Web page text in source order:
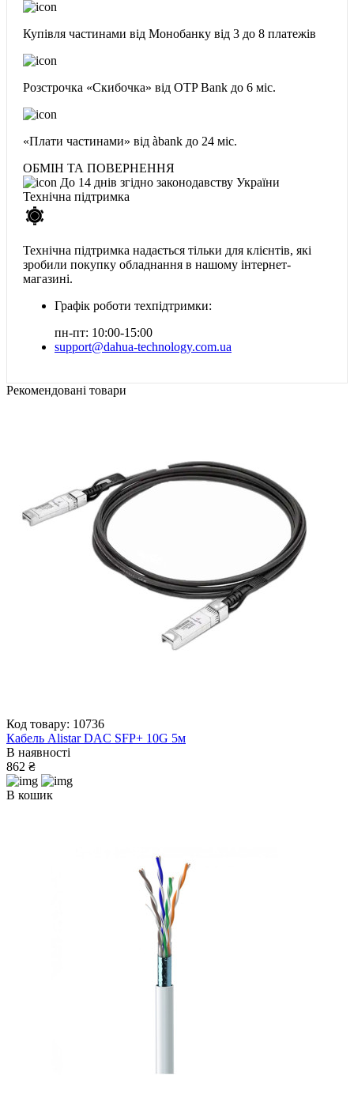
Купівля частинами від Монобанку від 3 до 8 платежів
Розстрочка «Скибочка» від OTP Bank до 6 міс.
«Плати частинами» від àbank до 24 міс.
ОБМІН ТА ПОВЕРНЕННЯ
До 14 днів згідно законодавству України
Технічна підтримка
Технічна підтримка надається тільки для клієнтів, які
зробили покупку обладнання в нашому інтернет-
магазині.
Графік роботи техпідтримки:
пн-пт: 10:00-15:00
support@dahua-technology.com.ua
Рекомендовані товари
Код товару: 10736
Кабель Alistar DAC SFP+ 10G 5м
В наявності
862 ₴
В кошик